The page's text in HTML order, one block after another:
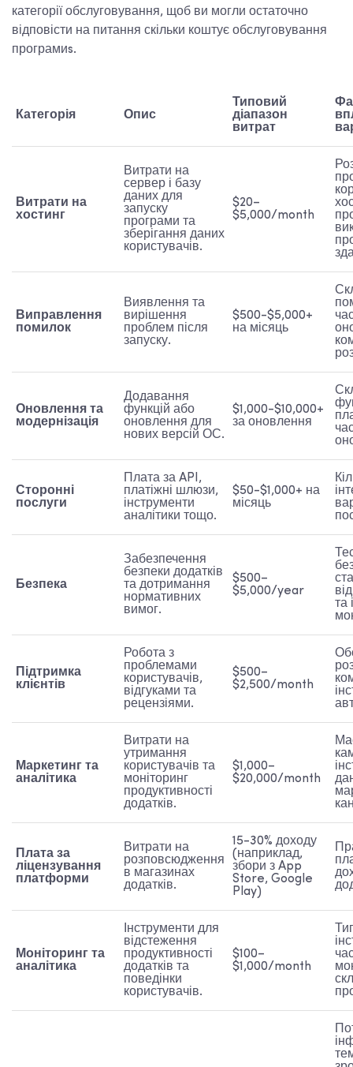
категорії обслуговування, щоб ви могли остаточно
відповісти на питання скільки коштує обслуговування
програмиs.
Категорія Опис
Типовий
діапазон
витрат
Витрати на
хостинг
Витрати на
сервер і базу
даних для
запуску
програми та
зберігання даних
користувачів.
$20–
$5,000/month
Виправлення
помилок
Виявлення та
вирішення
проблем після
запуску.
$500-$5,000+
на місяць
Оновлення та
модернізація
Додавання
функцій або
оновлення для
нових версій ОС.
$1,000-$10,000+
за оновлення
Сторонні
послуги
Плата за API,
платіжні шлюзи,
інструменти
аналітики тощо.
$50-$1,000+ на
місяць
Безпека
Забезпечення
безпеки додатків
та дотримання
нормативних
вимог.
$500–
$5,000/year
та
Підтримка
клієнтів
Робота з
проблемами
користувачів,
відгуками та
рецензіями.
$500–
$2,500/month
Маркетинг та
аналітика
Витрати на
утримання
користувачів та
моніторинг
продуктивності
додатків.
$1,000–
$20,000/month
Плата за
ліцензування
платформи
Витрати на
розповсюдження
в магазинах
додатків.
15-30% доходу
(наприклад,
збори з App
Store, Google
Play)
Моніторинг та
аналітика
Інструменти для
відстеження
продуктивності
додатків та
поведінки
користувачів.
$100–
$1,000/month